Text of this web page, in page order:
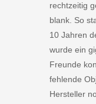
rechtzeitig
blank. So
10 Jahren
wurde ein
Freunde
fehlende
Hersteller